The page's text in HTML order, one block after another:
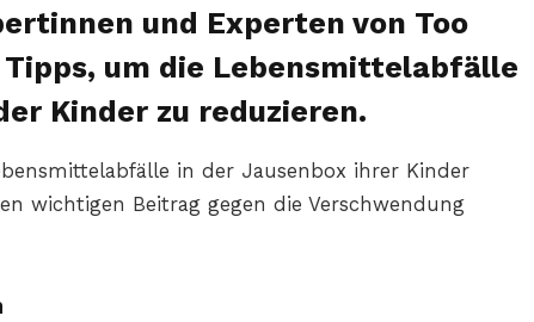
und Experten von Too
Tipps, um die Lebensmittelabfälle
Kinder zu reduzieren.
in der Jausenbox ihrer Kinder
wichtigen Beitrag gegen die Verschwendung